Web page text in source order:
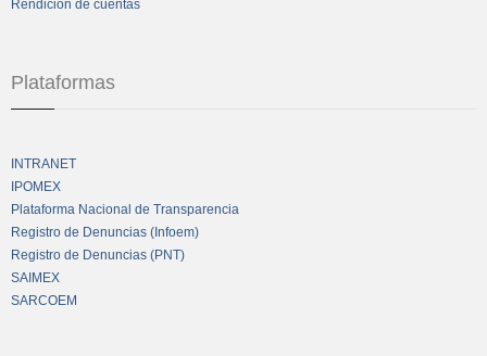
Rendición de cuentas
Plataformas
INTRANET
IPOMEX
Plataforma Nacional de Transparencia
Registro de Denuncias (Infoem)
Registro de Denuncias (PNT)
SAIMEX
SARCOEM